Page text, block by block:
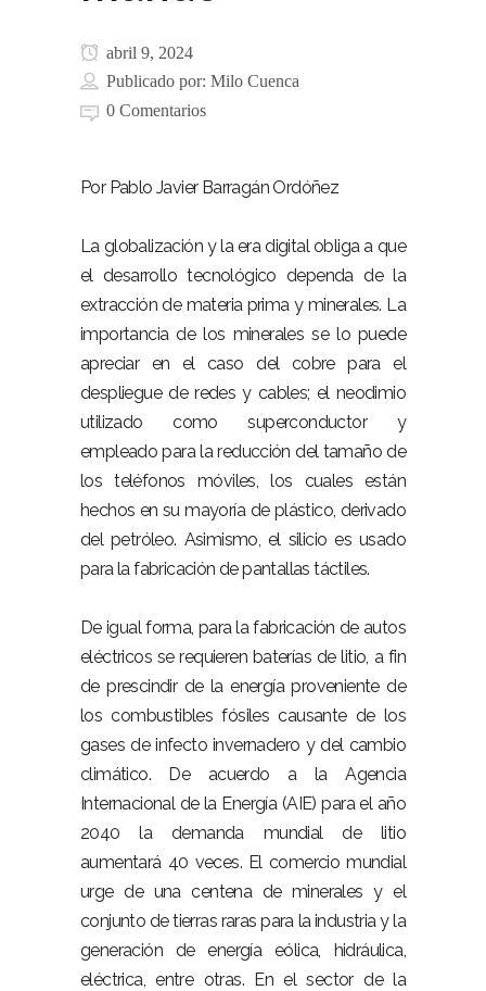
abril 9, 2024
Publicado por: Milo Cuenca
0 Comentarios
Por Pablo Javier Barragán Ordóñez
La globalización y la era digital obliga a que
el desarrollo tecnológico dependa de la
extracción de materia prima y minerales. La
importancia de los minerales se lo puede
apreciar en el caso del cobre para el
despliegue de redes y cables; el neodimio
utilizado como superconductor y
empleado para la reducción del tamaño de
los teléfonos móviles, los cuales están
hechos en su mayoría de plástico, derivado
del petróleo. Asimismo, el silicio es usado
para la fabricación de pantallas táctiles.
De igual forma, para la fabricación de autos
eléctricos se requieren baterías de litio, a fin
de prescindir de la energía proveniente de
los combustibles fósiles causante de los
gases de infecto invernadero y del cambio
climático. De acuerdo a la Agencia
Internacional de la Energía (AIE) para el año
2040 la demanda mundial de litio
aumentará 40 veces. El comercio mundial
urge de una centena de minerales y el
conjunto de tierras raras para la industria y la
generación de energía eólica, hidráulica,
eléctrica, entre otras. En el sector de la